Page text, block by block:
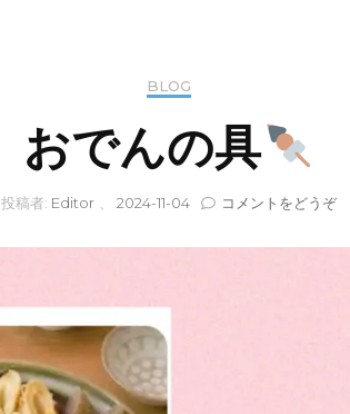
BLOG
おでんの具
投稿者: Editor 、 2024-11-04 コメントをどうぞ(お
ん